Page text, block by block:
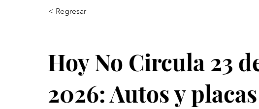
< Regresar
Hoy No Circula 23
2026: Autos y